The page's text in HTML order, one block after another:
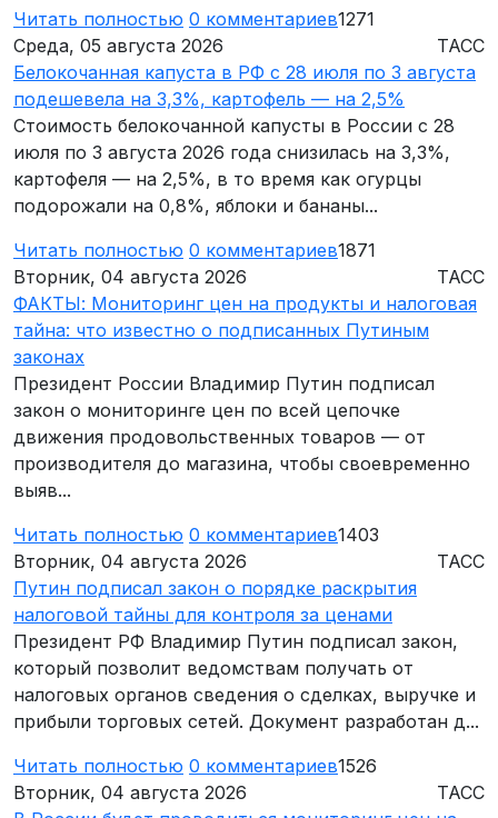
Читать полностью 0 комментариев1271
Среда, 05 августа 2026
ТАСС
Белокочанная капуста в РФ с 28 июля по 3 августа
подешевела на 3,3%, картофель — на 2,5%
Стоимость белокочанной капусты в России с 28
июля по 3 августа 2026 года снизилась на 3,3%,
картофеля — на 2,5%, в то время как огурцы
подорожали на 0,8%, яблоки и бананы...
Читать полностью 0 комментариев1871
Вторник, 04 августа 2026
ТАСС
ФАКТЫ: Мониторинг цен на продукты и налоговая
тайна: что известно о подписанных Путиным
законах
Президент России Владимир Путин подписал
закон о мониторинге цен по всей цепочке
движения продовольственных товаров — от
производителя до магазина, чтобы своевременно
выяв...
Читать полностью 0 комментариев1403
Вторник, 04 августа 2026
ТАСС
Путин подписал закон о порядке раскрытия
налоговой тайны для контроля за ценами
Президент РФ Владимир Путин подписал закон,
который позволит ведомствам получать от
налоговых органов сведения о сделках, выручке и
прибыли торговых сетей. Документ разработан д...
Читать полностью 0 комментариев1526
Вторник, 04 августа 2026
ТАСС